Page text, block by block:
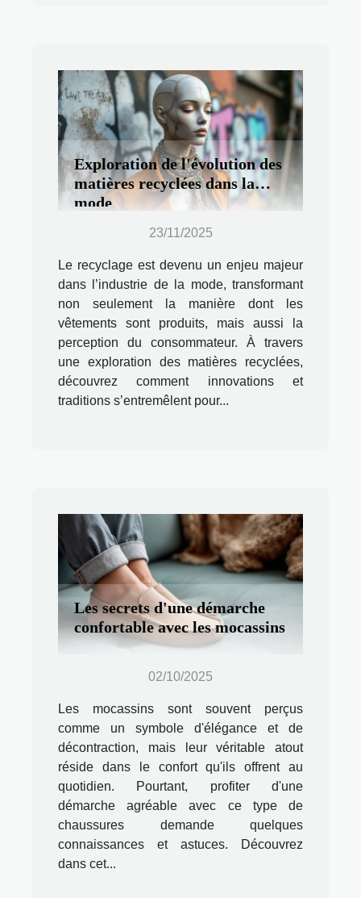
Exploration de l'évolution des
matières recyclées dans la
mode
23/11/2025
Le recyclage est devenu un enjeu majeur
dans l’industrie de la mode, transformant
non seulement la manière dont les
vêtements sont produits, mais aussi la
perception du consommateur. À travers
une exploration des matières recyclées,
découvrez comment innovations et
traditions s’entremêlent pour...
Les secrets d'une démarche
confortable avec les mocassins
02/10/2025
Les mocassins sont souvent perçus
comme un symbole d'élégance et de
décontraction, mais leur véritable atout
réside dans le confort qu'ils offrent au
quotidien. Pourtant, profiter d'une
démarche agréable avec ce type de
chaussures demande quelques
connaissances et astuces. Découvrez
dans cet...